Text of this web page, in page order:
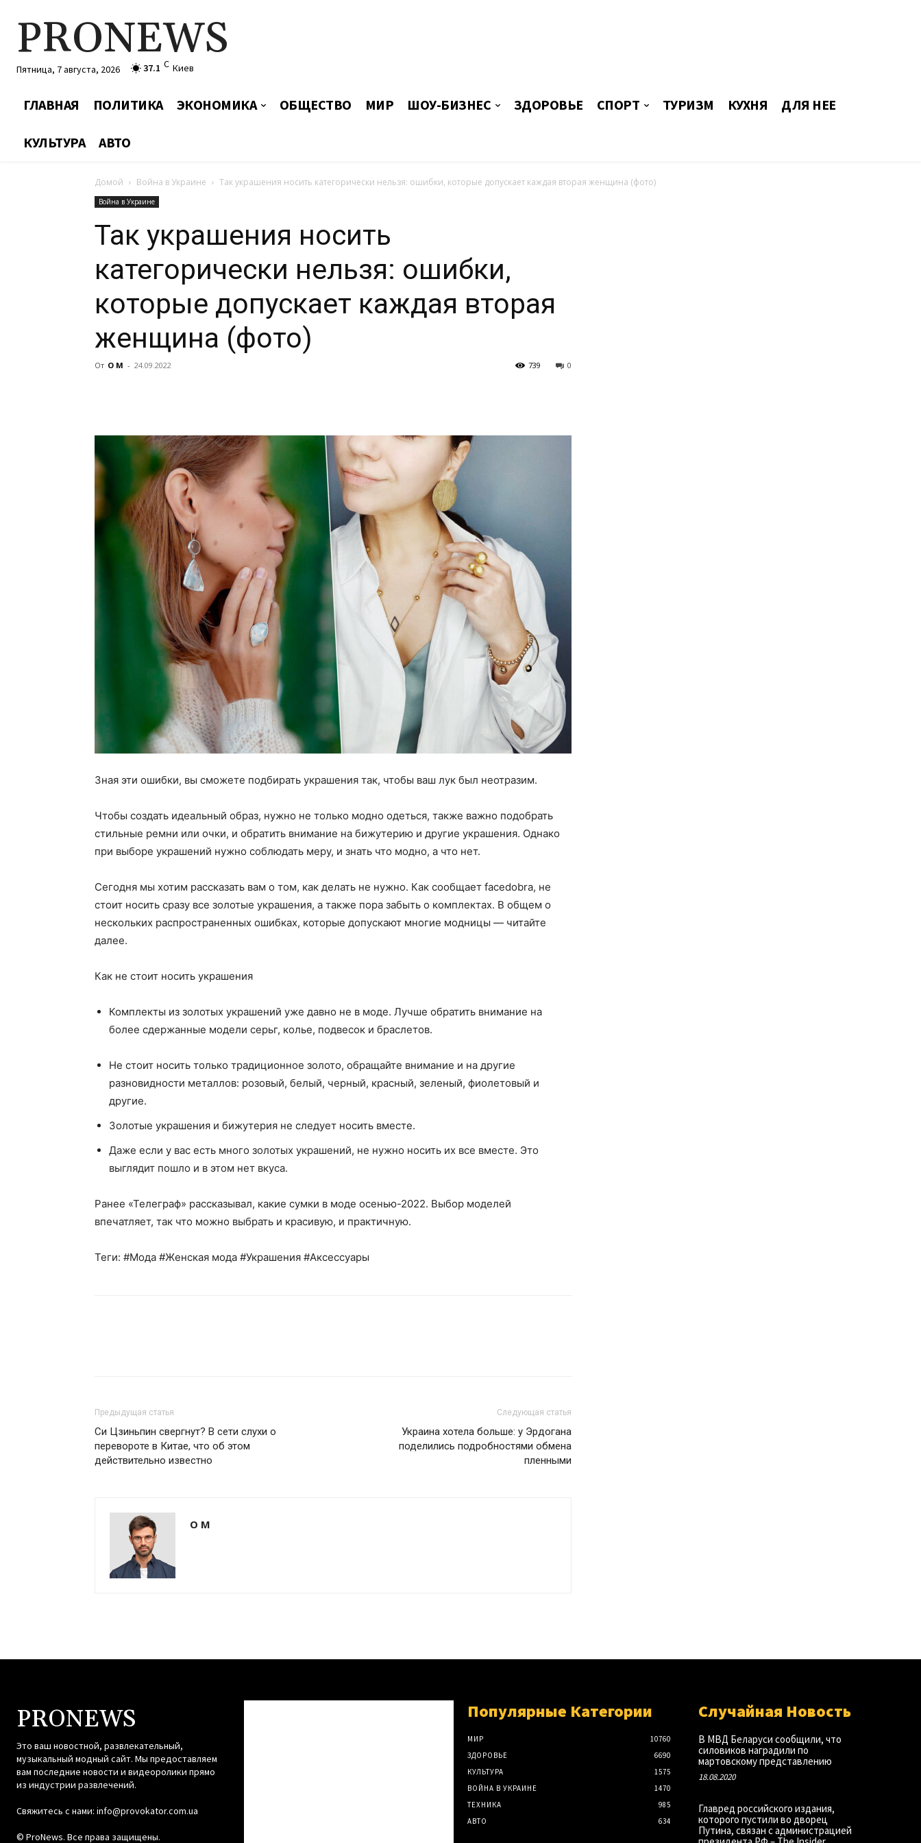
PRONEWS
Пятница, 7 августа, 2026 37.1 C Киев
ГЛАВНАЯ ПОЛИТИКА ЭКОНОМИКА ОБЩЕСТВО МИР ШОУ-БИЗНЕС ЗДОРОВЬЕ СПОРТ ТУРИЗМ КУХНЯ ДЛЯ НЕЕ
КУЛЬТУРА АВТО
Домой Война в Украине Так украшения носить категорически нельзя: ошибки, которые допускает каждая вторая женщина (фото)
Война в Украине
Так украшения носить
категорически нельзя: ошибки,
которые допускает каждая вторая
женщина (фото)
От О М - 24.09.2022 0
739
Зная эти ошибки, вы сможете подбирать украшения так, чтобы ваш лук был неотразим.
Чтобы создать идеальный образ, нужно не только модно одеться, также важно подобрать
стильные ремни или очки, и обратить внимание на бижутерию и другие украшения. Однако
при выборе украшений нужно соблюдать меру, и знать что модно, а что нет.
Сегодня мы хотим рассказать вам о том, как делать не нужно. Как сообщает facedobra, не
стоит носить сразу все золотые украшения, а также пора забыть о комплектах. В общем о
нескольких распространенных ошибках, которые допускают многие модницы — читайте
далее.
Как не стоит носить украшения
Комплекты из золотых украшений уже давно не в моде. Лучше обратить внимание на
более сдержанные модели серьг, колье, подвесок и браслетов.
Не стоит носить только традиционное золото, обращайте внимание и на другие
разновидности металлов: розовый, белый, черный, красный, зеленый, фиолетовый и
другие.
Золотые украшения и бижутерия не следует носить вместе.
Даже если у вас есть много золотых украшений, не нужно носить их все вместе. Это
выглядит пошло и в этом нет вкуса.
Ранее «Телеграф» рассказывал, какие сумки в моде осенью-2022. Выбор моделей
впечатляет, так что можно выбрать и красивую, и практичную.
Теги: #Мода #Женская мода #Украшения #Аксессуары
Предыдущая статья
Си Цзиньпин свергнут? В сети слухи о
перевороте в Китае, что об этом
действительно известно
Следующая статья
Украина хотела больше: у Эрдогана
поделились подробностями обмена
пленными
О М
PRONEWS
Это ваш новостной, развлекательный,
музыкальный модный сайт. Мы предоставляем
вам последние новости и видеоролики прямо
из индустрии развлечений.
Свяжитесь с нами: info@provokator.com.ua
© ProNews. Все права защищены.
Популярные Категории
МИР
10760
ЗДОРОВЬЕ
6690
КУЛЬТУРА
1575
ВОЙНА В УКРАИНЕ
1470
ТЕХНИКА
985
АВТО
634
Случайная Новость
В МВД Беларуси сообщили, что
силовиков наградили по
мартовскому представлению
18.08.2020
Главред российского издания,
которого пустили во дворец
Путина, связан с администрацией